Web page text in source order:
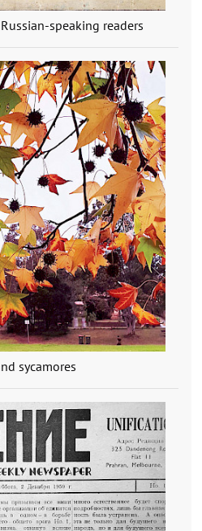
speaking readers
sycamores